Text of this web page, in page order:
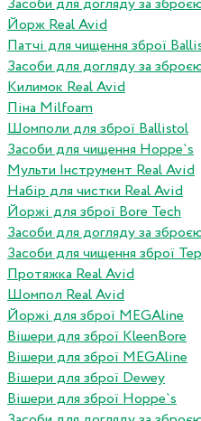
Засоби для догляду за
Йорж Real Avid
Патчі для чищення зброї
Засоби для догляду за
Килимок Real Avid
Піна Milfoam
Шомполи для зброї Ballistol
Засоби для чищення Hoppe`s
Мульти Інструмент Real Avid
Набір для чистки Real Avid
Йоржі для зброї Bore Tech
Засоби для догляду за
Засоби для чищення зброї
Протяжка Real Avid
Шомпол Real Avid
Йоржі для зброї MEGAline
Вішери для зброї KleenBore
Вішери для зброї MEGAline
Вішери для зброї Dewey
Вішери для зброї Hoppe`s